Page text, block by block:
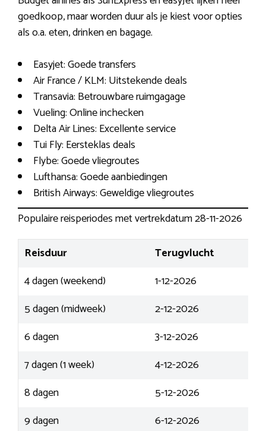
goedkoop, maar worden duur als je kiest voor opties
als o.a. eten, drinken en bagage.
Easyjet: Goede transfers
Air France / KLM: Uitstekende deals
Transavia: Betrouwbare ruimgagage
Vueling: Online inchecken
Delta Air Lines: Excellente service
Tui Fly: Eersteklas deals
Flybe: Goede vliegroutes
Lufthansa: Goede aanbiedingen
British Airways: Geweldige vliegroutes
Populaire reisperiodes met vertrekdatum 28-11-2026
Reisduur
Terugvlucht
4 dagen (weekend)
1-12-2026
5 dagen (midweek)
2-12-2026
6 dagen
3-12-2026
7 dagen (1 week)
4-12-2026
8 dagen
5-12-2026
9 dagen
6-12-2026